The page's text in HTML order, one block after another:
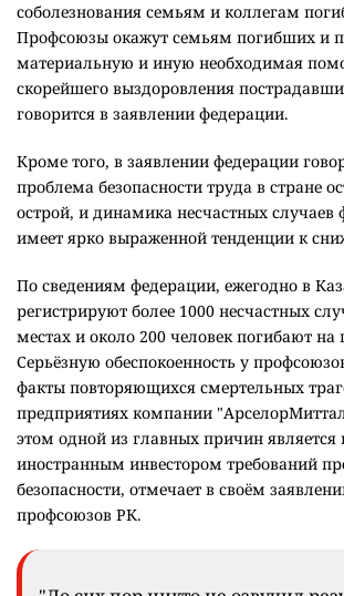
соболезнования семьям и коллегам
Профсоюзы окажут семьям погибших и
материальную и иную необходимая
скорейшего выздоровления
говорится в заявлении федерации.
Кроме того, в заявлении федерации
проблема безопасности труда в стране
острой, и динамика несчастных случаев
имеет ярко выраженной тенденции к
По сведениям федерации, ежегодно в
регистрируют более 1000 несчастных
местах и около 200 человек погибают на
Серьёзную обеспокоенность у
факты повторяющихся смертельных
предприятиях компании
этом одной из главных причин является
иностранным инвестором требований
безопасности, отмечает в своём
профсоюзов РК.